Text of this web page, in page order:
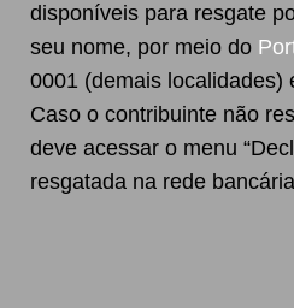
disponíveis para resgate
seu nome, por meio do
0001 (demais localidades)
Caso o contribuinte não
deve acessar o menu
resgatada na rede